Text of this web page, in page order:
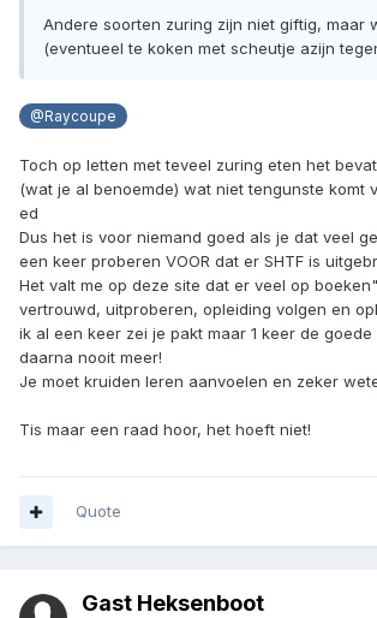
Andere soorten zuring zijn niet giftig, maar
(eventueel te koken met scheutje azijn
@Raycoupe
Toch op letten met teveel zuring eten het
(wat je al benoemde) wat niet tengunste komt
ed
Dus het is voor niemand goed als je dat veel
een keer proberen VOOR dat er SHTF is
Het valt me op deze site dat er veel op
vertrouwd, uitproberen, opleiding volgen en
ik al een keer zei je pakt maar 1 keer de
daarna nooit meer!
Je moet kruiden leren aanvoelen en zeker
Tis maar een raad hoor, het hoeft niet!
Quote
Gast Heksenboot